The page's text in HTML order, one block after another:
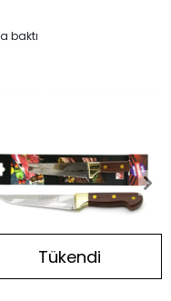
baktı
Tükendi